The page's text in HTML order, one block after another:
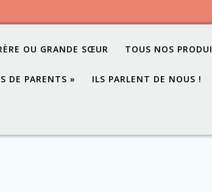
OU GRANDE SŒUR TOUS NOS
DE PARENTS » ILS PARLENT DE NOUS !